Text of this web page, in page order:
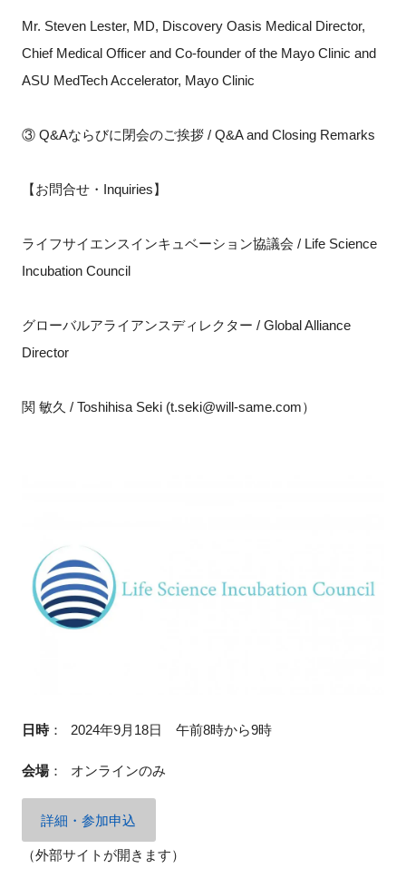
Mr. Steven Lester, MD, Discovery Oasis Medical Director,
Chief Medical Officer and Co-founder of the Mayo Clinic and
ASU MedTech Accelerator, Mayo Clinic
③ Q&Aならびに閉会のご挨拶 / Q&A and Closing Remarks
【お問合せ・Inquiries】
ライフサイエンスインキュベーション協議会 / Life Science
Incubation Council
グローバルアライアンスディレクター / Global Alliance
Director
関 敏久 / Toshihisa Seki (t.seki@will-same.com）
日時： 2024年9月18日 午前8時から9時
会場： オンラインのみ
詳細・参加申込
（外部サイトが開きます）